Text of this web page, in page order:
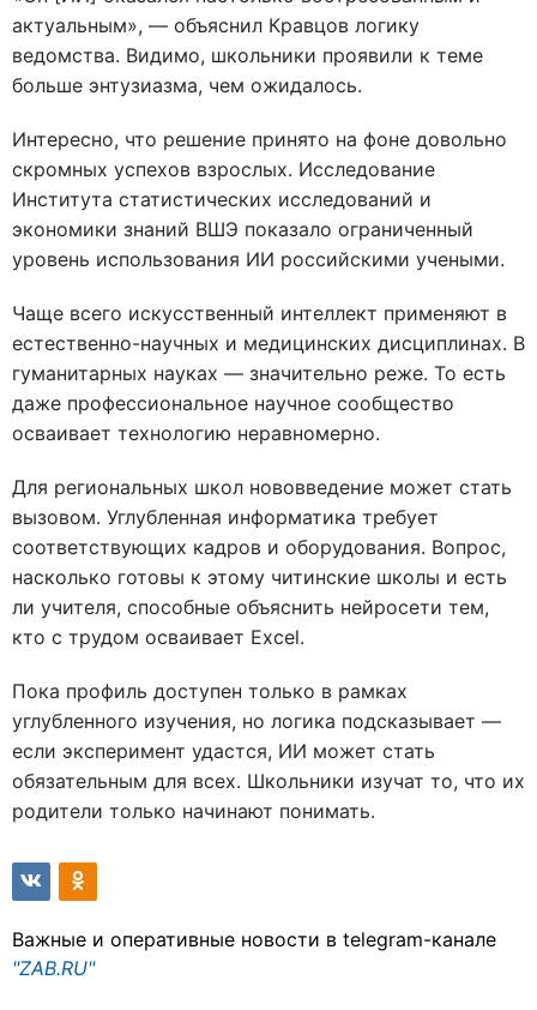
актуальным», — объяснил Кравцов логику
ведомства. Видимо, школьники проявили к теме
больше энтузиазма, чем ожидалось.
Интересно, что решение принято на фоне довольно
скромных успехов взрослых. Исследование
Института статистических исследований и
экономики знаний ВШЭ показало ограниченный
уровень использования ИИ российскими учеными.
Чаще всего искусственный интеллект применяют в
естественно-научных и медицинских дисциплинах. В
гуманитарных науках — значительно реже. То есть
даже профессиональное научное сообщество
осваивает технологию неравномерно.
Для региональных школ нововведение может стать
вызовом. Углубленная информатика требует
соответствующих кадров и оборудования. Вопрос,
насколько готовы к этому читинские школы и есть
ли учителя, способные объяснить нейросети тем,
кто с трудом осваивает Excel.
Пока профиль доступен только в рамках
углубленного изучения, но логика подсказывает —
если эксперимент удастся, ИИ может стать
обязательным для всех. Школьники изучат то, что их
родители только начинают понимать.
Важные и оперативные новости в telegram-канале
"ZAB.RU"